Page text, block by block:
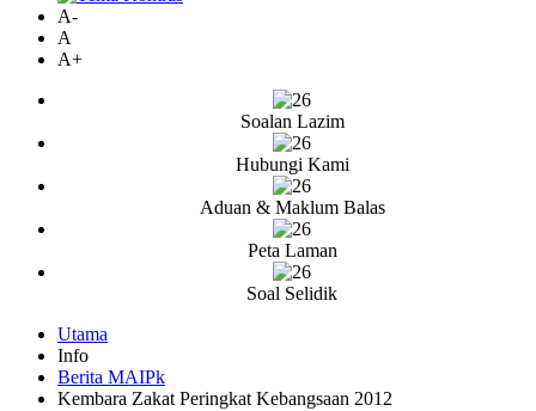
A-
A
A+
Soalan Lazim
Hubungi Kami
Aduan & Maklum Balas
Peta Laman
Soal Selidik
Utama
Info
Berita MAIPk
Kembara Zakat Peringkat Kebangsaan 2012